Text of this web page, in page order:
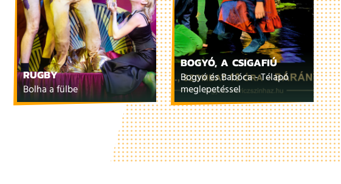
RUGBY
Bolha a fülbe
BOGYÓ, A CSIGAFIÚ
Bogyó és Babóca - Télapó
meglepetéssel